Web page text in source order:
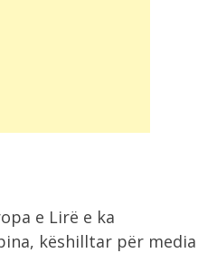
e Lirë e ka
këshilltar për media